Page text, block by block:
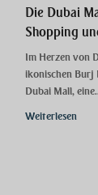
Die Dubai
Shopping
Im Herzen von
ikonischen Burj
Dubai Mall,
Weiterlesen